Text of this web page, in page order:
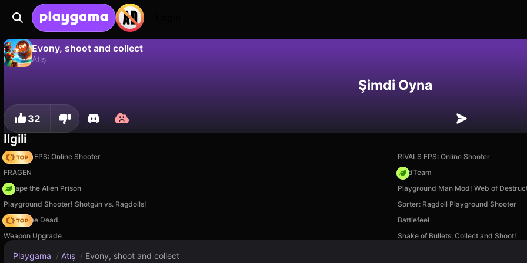
Evony, shoot and collect
Atış
Şimdi Oyna
32
İlgili
Hazmob FPS: Online Shooter
RIVALS FPS: Online Shooter
FRAGEN
MadTeam
Escape the Alien Prison
Playground Man Mod! Web of
Playground Shooter! Shotgun vs. Ragdolls!
Sorter: Ragdoll Playground Shooter
Rise of the Dead
Battlefeel
Weapon Upgrade
Snake of Bullets: Collect and Shoot!
Playgama / Atış / Evony, shoot and collect